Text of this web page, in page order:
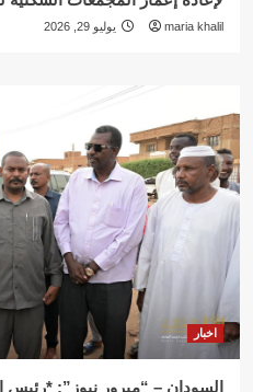
maria khalil يوليو 29, 2026
اخبار
السودان – “ميرور نيوز”: *رئيس